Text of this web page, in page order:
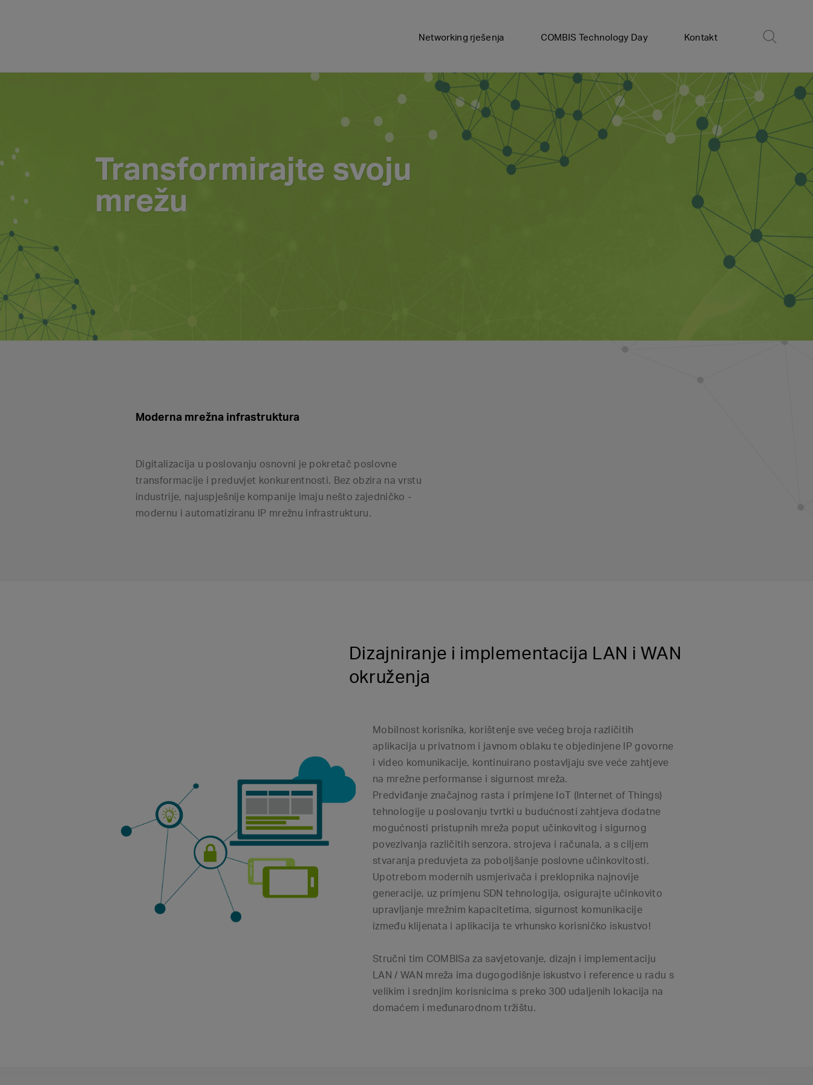
Networking rješenja
Inteligentne softverski
upravljive LAN/WAN mreže
Cisco DNA
COMBIS Technology Day Kontakt
Transformirajte svoju
mrežu
Moderna mrežna infrastruktura
Digitalizacija u poslovanju osnovni je pokretač poslovne
transformacije i preduvjet konkurentnosti. Bez obzira na vrstu
industrije, najuspješnije kompanije imaju nešto zajedničko -
modernu i automatiziranu IP mrežnu infrastrukturu.
Dizajniranje i implementacija LAN i WAN
okruženja
Mobilnost korisnika, korištenje sve većeg broja različitih
aplikacija u privatnom i javnom oblaku te objedinjene IP govorne
i video komunikacije, kontinuirano postavljaju sve veće zahtjeve
na mrežne performanse i sigurnost mreža.
Predviđanje značajnog rasta i primjene IoT (Internet of Things)
tehnologije u poslovanju tvrtki u budućnosti zahtjeva dodatne
mogućnosti pristupnih mreža poput učinkovitog i sigurnog
povezivanja različitih senzora, strojeva i računala, a s ciljem
stvaranja preduvjeta za poboljšanje poslovne učinkovitosti.
Upotrebom modernih usmjerivača i preklopnika najnovije
generacije, uz primjenu SDN tehnologija, osigurajte učinkovito
upravljanje mrežnim kapacitetima, sigurnost komunikacije
između klijenata i aplikacija te vrhunsko korisničko iskustvo!
Stručni tim COMBISa za savjetovanje, dizajn i implementaciju
LAN / WAN mreža ima dugogodišnje iskustvo i reference u radu s
velikim i srednjim korisnicima s preko 300 udaljenih lokacija na
domaćem i međunarodnom tržištu.